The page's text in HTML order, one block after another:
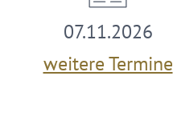
07.11.2026
weitere Termine